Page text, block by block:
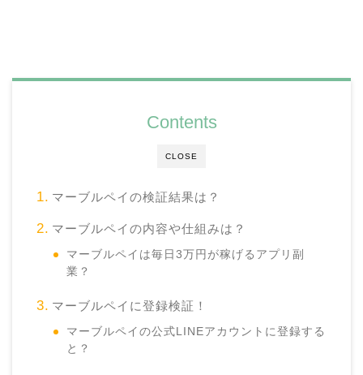
CLOSE
Contents
マーブルペイの検証結果は？
マーブルペイの内容や仕組みは？
マーブルペイは毎日3万円が稼げるアプリ副
業？
マーブルペイに登録検証！
マーブルペイの公式LINEアカウントに登録する
と？